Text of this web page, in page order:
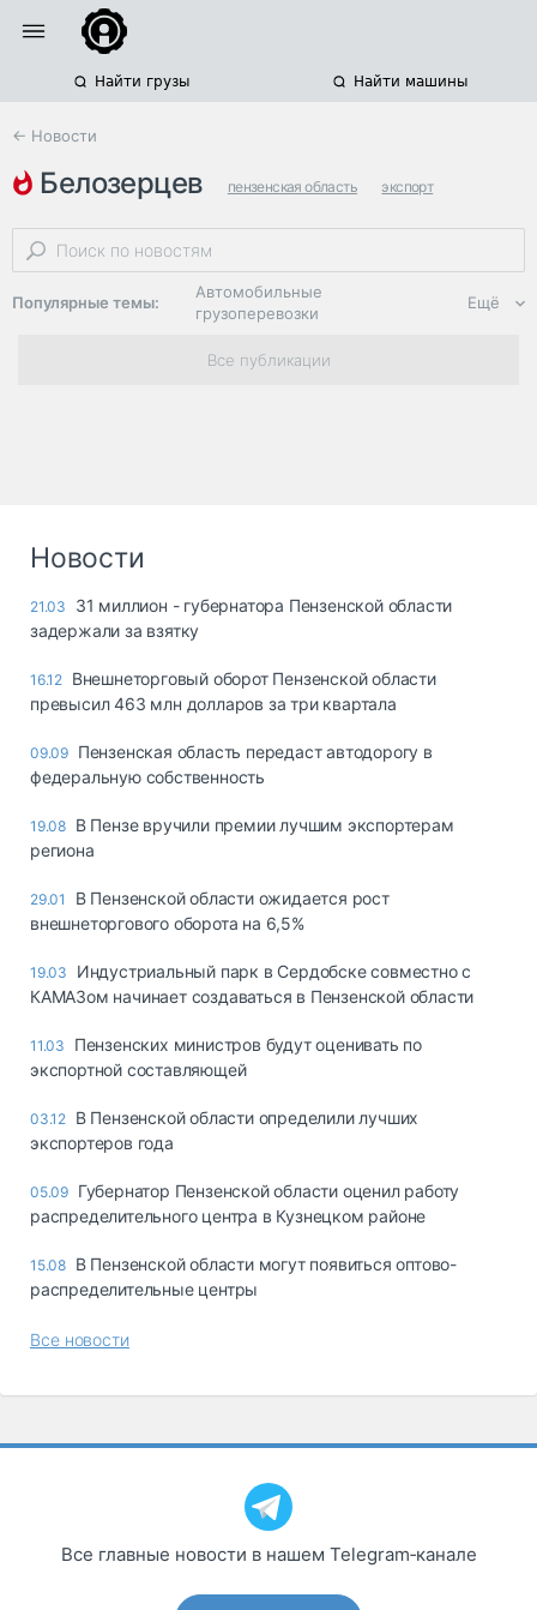
Найти грузы Найти машины
← Новости
белозерцев пензенская область экспорт
бизнес и государство
Популярные темы:
Автомобильные
грузоперевозки
Региональная
логистика
опасные грузы
страхование
Склады и
грузовые
Коммерческий
Спецтехника
запчасти, шины
Топливо, масла и
Ещё
Все публикации
Новости
21.03
31 миллион - губернатора Пензенской области
задержали за взятку
16.12 Внешнеторговый оборот Пензенской области
превысил 463 млн долларов за три квартала
09.09 Пензенская область передаст автодорогу в
федеральную собственность
19.08 В Пензе вручили премии лучшим экспортерам
региона
29.01
В Пензенской области ожидается рост
внешнеторгового оборота на 6,5%
19.03
Индустриальный парк в Сердобске совместно с
КАМАЗом начинает создаваться в Пензенской области
11.03
Пензенских министров будут оценивать по
экспортной составляющей
03.12 В Пензенской области определили лучших
экспортеров года
05.09 Губернатор Пензенской области оценил работу
распределительного центра в Кузнецком районе
15.08 В Пензенской области могут появиться оптово-
распределительные центры
Все новости
Все главные новости в нашем Telegram‑канале